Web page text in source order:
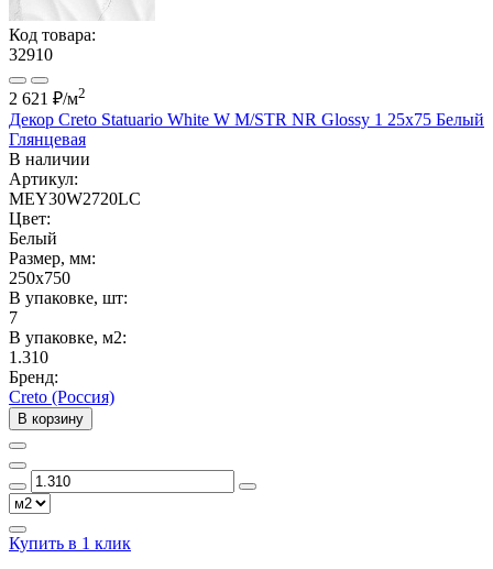
Код товара:
32910
2 621 ₽/м2
Декор Creto Statuario White W M/STR NR Glossy 1 25x75 Белый
Глянцевая
В наличии
Артикул:
MEY30W2720LC
Цвет:
Белый
Размер, мм:
250x750
В упаковке, шт:
7
В упаковке, м2:
1.310
Бренд:
Creto (Россия)
В корзину
Купить в 1 клик